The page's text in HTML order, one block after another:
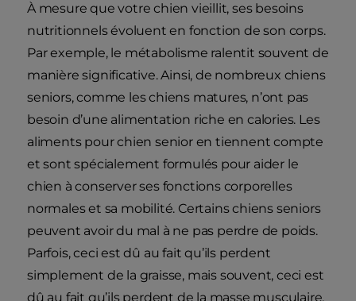
À mesure que votre chien vieillit, ses besoins
nutritionnels évoluent en fonction de son corps.
Par exemple, le métabolisme ralentit souvent de
manière significative. Ainsi, de nombreux chiens
seniors, comme les chiens matures, n’ont pas
besoin d’une alimentation riche en calories. Les
aliments pour chien senior en tiennent compte
et sont spécialement formulés pour aider le
chien à conserver ses fonctions corporelles
normales et sa mobilité. Certains chiens seniors
peuvent avoir du mal à ne pas perdre de poids.
Parfois, ceci est dû au fait qu’ils perdent
simplement de la graisse, mais souvent, ceci est
dû au fait qu’ils perdent de la masse musculaire.